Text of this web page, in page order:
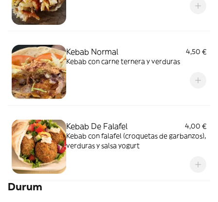
Kebab Normal
4,50 €
Kebab con carne ternera y verduras
Kebab De Falafel
4,00 €
Kebab con falafel (croquetas de garbanzos),
verduras y salsa yogurt
Durum